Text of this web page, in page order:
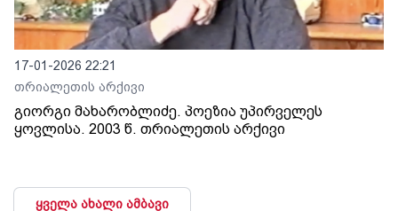
17-01-2026 22:21
თრიალეთის არქივი
გიორგი მახარობლიძე. პოეზია უპირველეს
ყოვლისა. 2003 წ. თრიალეთის არქივი
ყველა ახალი ამბავი